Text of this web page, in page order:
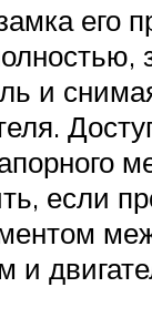
его
и
если
и